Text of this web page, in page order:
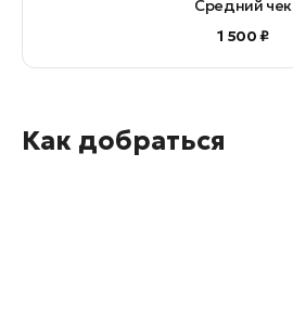
Средний чек
1 500 ₽
Как добраться